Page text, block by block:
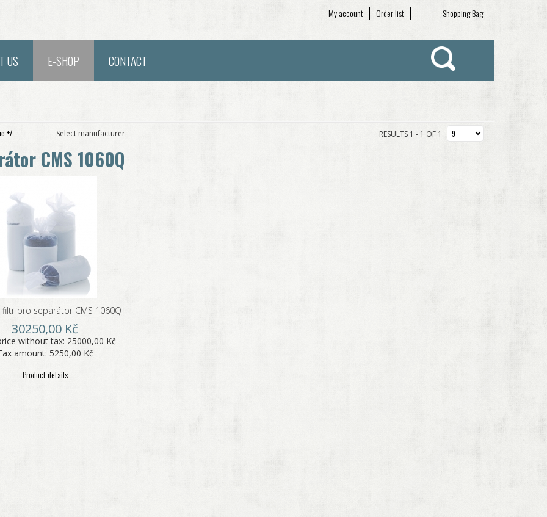
Shopping Bag
My account Order list
US E-SHOP CONTACT
+/- Select manufacturer RESULTS 1 - 1 OF 1
CMS 1060Q
filtr pro separátor CMS 1060Q
30250,00 Kč
without tax: 25000,00 Kč
amount: 5250,00 Kč
Product details